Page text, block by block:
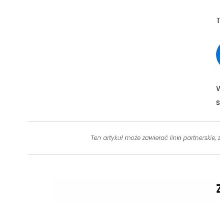
Ten artykuł może zawierać linki